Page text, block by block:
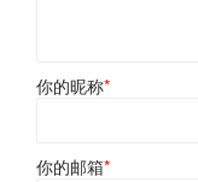
你的昵称*
你的邮箱*